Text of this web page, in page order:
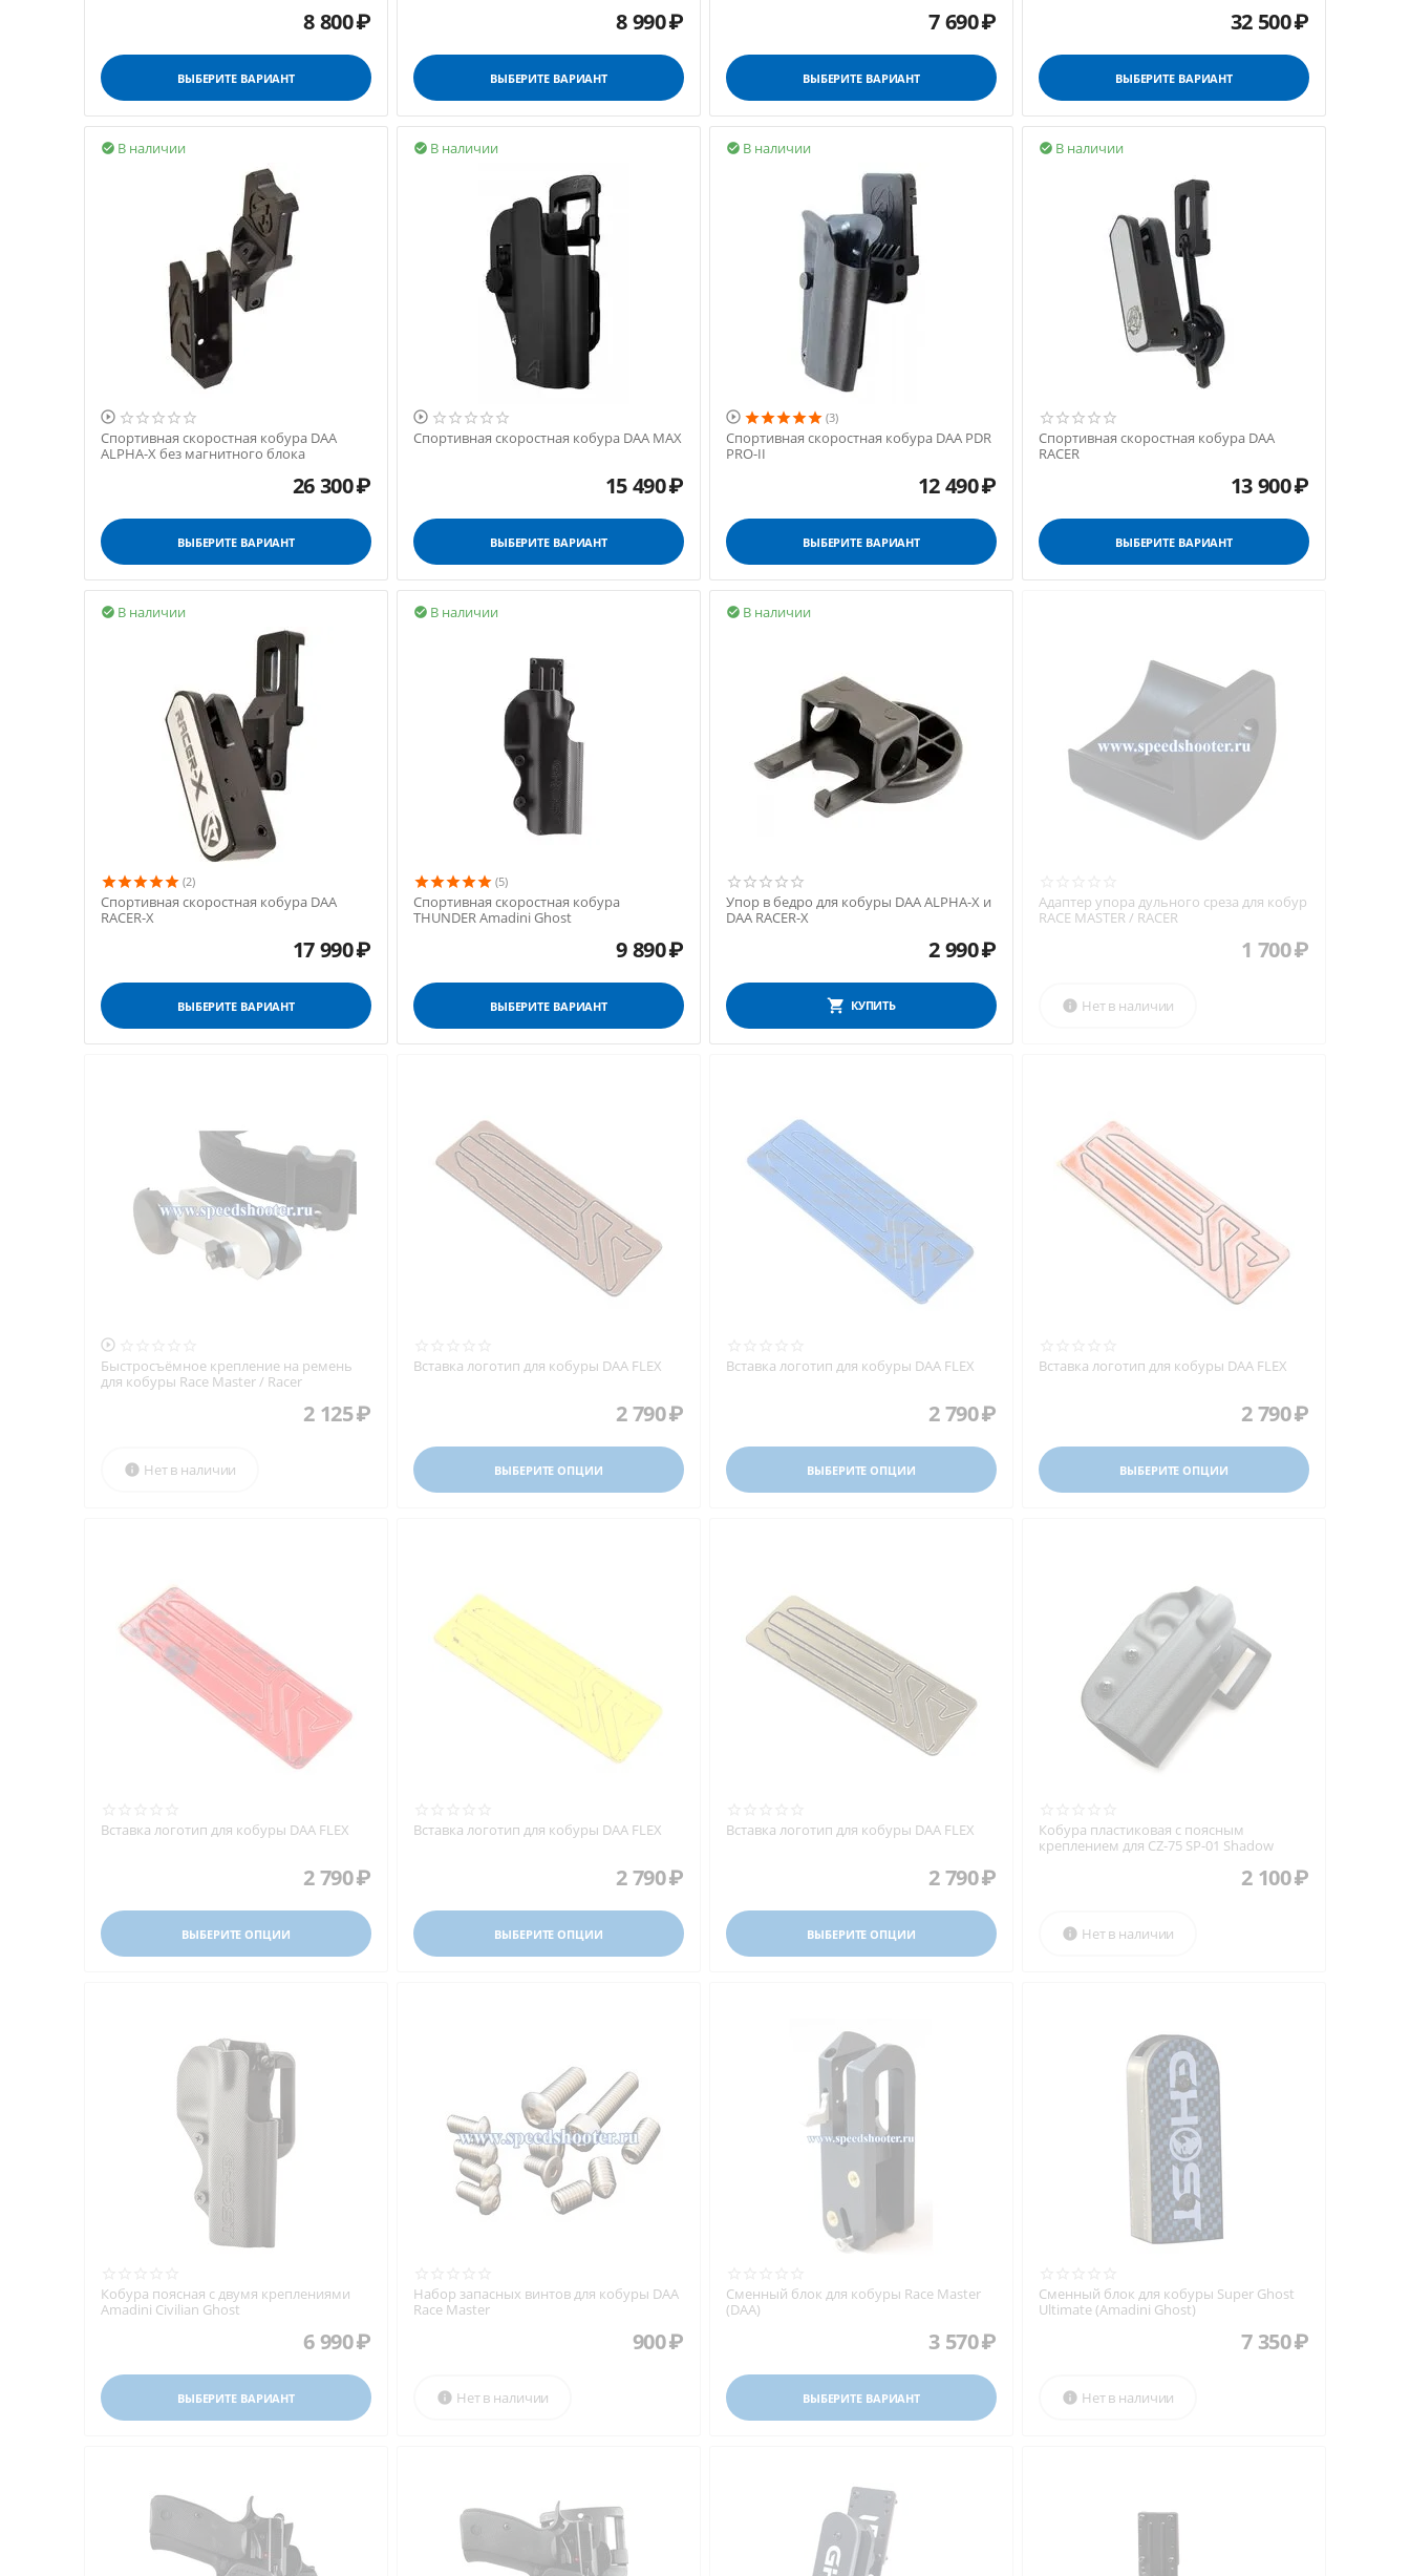
8 800₽
ВЫБЕРИТЕ ВАРИАНТ
8 990₽
ВЫБЕРИТЕ ВАРИАНТ
7 690₽
ВЫБЕРИТЕ ВАРИАНТ
32 500₽
ВЫБЕРИТЕ ВАРИАНТ
В наличии


Спортивная скоростная кобура DAA
ALPHA-X без магнитного блока
26 300₽
ВЫБЕРИТЕ ВАРИАНТ
В наличии


Спортивная скоростная кобура DAA MAX
15 490₽
ВЫБЕРИТЕ ВАРИАНТ
В наличии

 (3)
Спортивная скоростная кобура DAA PDR
PRO-II
12 490₽
ВЫБЕРИТЕ ВАРИАНТ
В наличии

Спортивная скоростная кобура DAA
RACER
13 900₽
ВЫБЕРИТЕ ВАРИАНТ
В наличии

(2)
Спортивная скоростная кобура DAA
RACER-X
17 990₽
ВЫБЕРИТЕ ВАРИАНТ
В наличии

(5)
Спортивная скоростная кобура
THUNDER Amadini Ghost
9 890₽
ВЫБЕРИТЕ ВАРИАНТ
В наличии

Упор в бедро для кобуры DAA ALPHA-X и
DAA RACER-X
2 990₽
КУПИТЬ
Адаптер упора дульного среза для кобур
RACE MASTER / RACER
1 700₽
Нет в наличии


Быстросъёмное крепление на ремень
для кобуры Race Master / Racer
2 125₽
Нет в наличии

Вставка логотип для кобуры DAA FLEX
2 790₽
ВЫБЕРИТЕ ОПЦИИ
Вставка логотип для кобуры DAA FLEX
2 790₽
ВЫБЕРИТЕ ОПЦИИ
Вставка логотип для кобуры DAA FLEX
2 790₽
ВЫБЕРИТЕ ОПЦИИ
Вставка логотип для кобуры DAA FLEX
2 790₽
ВЫБЕРИТЕ ОПЦИИ
Вставка логотип для кобуры DAA FLEX
2 790₽
ВЫБЕРИТЕ ОПЦИИ
Вставка логотип для кобуры DAA FLEX
2 790₽
ВЫБЕРИТЕ ОПЦИИ
Кобура пластиковая с поясным
креплением для CZ-75 SP-01 Shadow
2 100₽
Нет в наличии

Кобура поясная с двумя креплениями
Amadini Civilian Ghost
6 990₽
ВЫБЕРИТЕ ВАРИАНТ
Набор запасных винтов для кобуры DAA
Race Master
900₽
Нет в наличии

Сменный блок для кобуры Race Master
(DAA)
3 570₽
ВЫБЕРИТЕ ВАРИАНТ
Сменный блок для кобуры Super Ghost
Ultimate (Amadini Ghost)
7 350₽
Нет в наличии
